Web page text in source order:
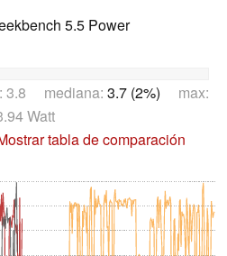
5.5 Power
3.8 mediana: 3.7 (2%) max:
Watt
tabla de comparación